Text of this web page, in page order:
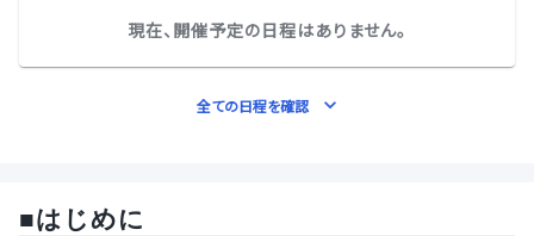
現在、開催予定の日程はありません。
全ての日程を確認
■はじめに